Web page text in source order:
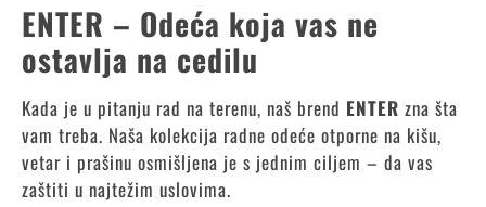
ENTER – Odeća koja vas ne
ostavlja na cedilu
Kada je u pitanju rad na terenu, naš brend ENTER zna šta
vam treba. Naša kolekcija radne odeće otporne na kišu,
vetar i prašinu osmišljena je s jednim ciljem – da vas
zaštiti u najtežim uslovima.